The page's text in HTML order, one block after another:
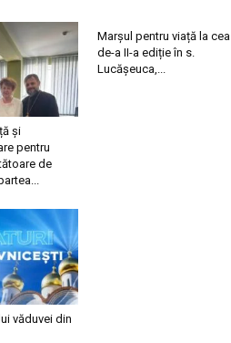
și
pentru
de
Marșul pentru viață la cea
de-a II-a ediție în s.
Lucășeuca,...
văduvei din